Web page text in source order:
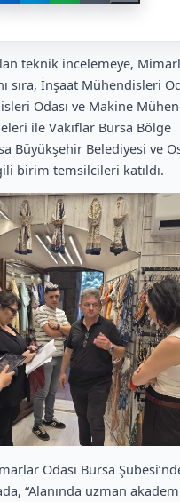
teknik incelemeye,
sıra, İnşaat Mühendisleri
Odası ve Makine
ile Vakıflar Bursa Bölge
Büyükşehir Belediyesi ve
birim temsilcileri katıldı.
Odası Bursa
“Alanında uzman